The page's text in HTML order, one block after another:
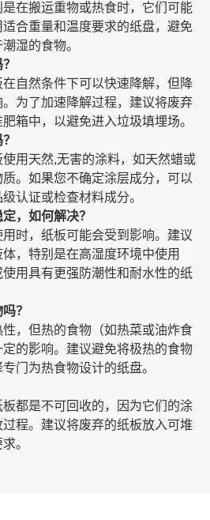
在搬运重物或热食时，它们可能
合重量和温度要求的纸盘，避免
湿的食物。
自然条件下可以快速降解，但降
为了加速降解过程，建议将废弃
箱中，以避免进入垃圾填埋场。
用天然,无害的涂料，如天然蜡或
。如果您不确定涂层成分，可以
认证或检查材料成分。
，如何解决？
时，纸板可能会受到影响。建议
，特别是在高湿度环境中使用
用具有更强防潮性和耐水性的纸
？
，但热的食物（如热菜或油炸食
的影响。建议避免将极热的食物
门为热食物设计的纸盘。
都是不可回收的，因为它们的涂
程。建议将废弃的纸板放入可堆
。